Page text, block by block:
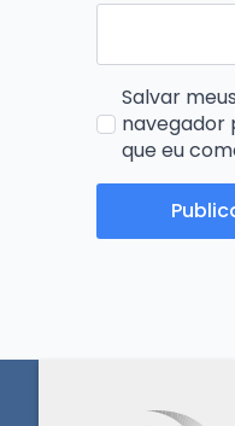
Salvar
navegador
que eu